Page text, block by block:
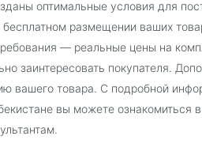
оптимальные условия для
бесплатном размещении ваших
— реальные цены на
заинтересовать покупателя.
вашего товара. С подробной
вы можете ознакомиться